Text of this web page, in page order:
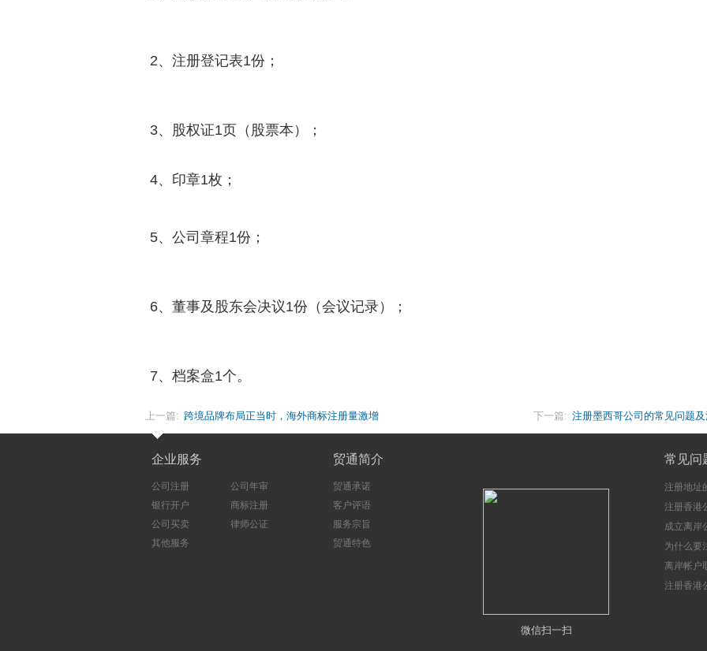
2、注册登记表1份；
3、股权证1页（股票本）；
4、印章1枚；
5、公司章程1份；
6、董事及股东会决议1份（会议记录）；
7、档案盒1个。
上一篇: 跨境品牌布局正当时，海外商标注册量激增 下一篇: 注册墨西哥公司的常见问题及
企业服务
公司注册
公司年审
银行开户
商标注册
公司买卖
律师公证
其他服务
贸通简介
贸通承诺
客户评语
服务宗旨
贸通特色
微信扫一扫
常见问
注册地址
注册香港
成立离岸
注意事项
为什么要
册香港公
离岸帐户
注册香港